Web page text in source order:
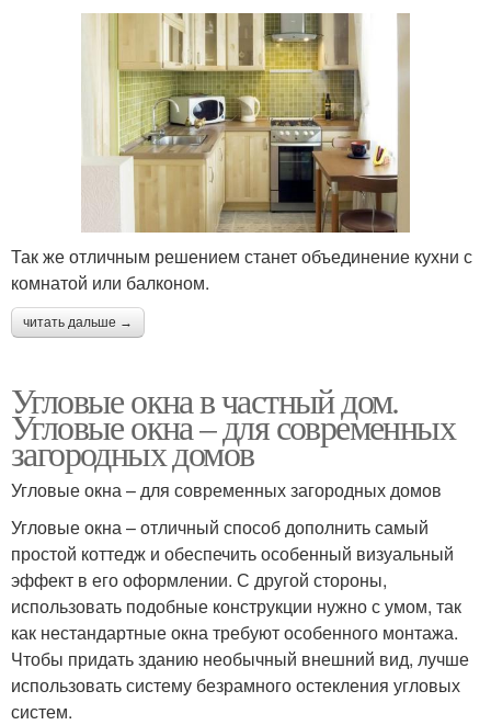
Так же отличным решением станет объединение кухни с
комнатой или балконом.
читать дальше →
Угловые окна в частный дом.
Угловые окна – для современных
загородных домов
Угловые окна – для современных загородных домов
Угловые окна – отличный способ дополнить самый
простой коттедж и обеспечить особенный визуальный
эффект в его оформлении. С другой стороны,
использовать подобные конструкции нужно с умом, так
как нестандартные окна требуют особенного монтажа.
Чтобы придать зданию необычный внешний вид, лучше
использовать систему безрамного остекления угловых
систем.